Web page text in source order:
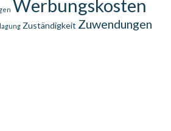
Werbungskosten
Zuständigkeit Zuwendungen